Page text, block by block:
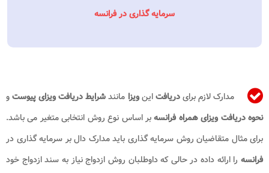
سرمایه گذاری در فرانسه
مدارک لازم برایدریافتاینویزا مانندشرایط دریافت ویزای پیوستو
نحوه دریافت ویزای همراه فرانسهبر اساس نوع روش انتخابی متغیر می باشد.
برای مثال متقاضیان روش سرمایه گذاری باید مدارک دال بر سرمایه گذاری در
فرانسه را ارائه داده در حالی که داوطلبان روش ازدواج نیاز به سند ازدواج خود